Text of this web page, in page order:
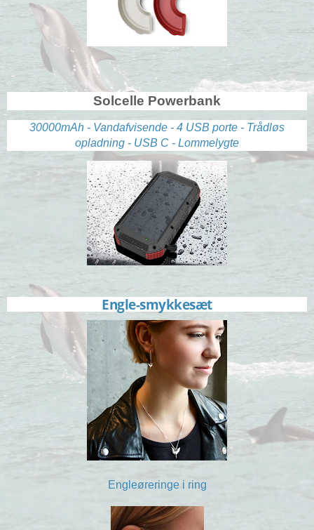
Solcelle Powerbank
30000mAh - Vandafvisende - 4 USB porte - Trådløs
opladning - USB C - Lommelygte
Engle-smykkesæt
Engleøreringe i ring